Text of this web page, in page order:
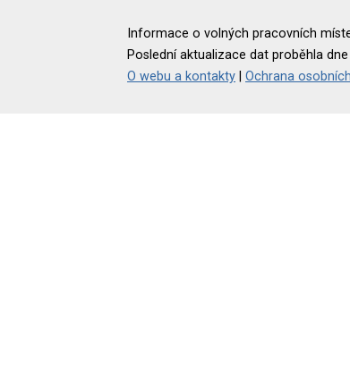
Informace o volných pracovních
Poslední aktualizace dat proběhla dne
O webu a kontakty
Ochrana